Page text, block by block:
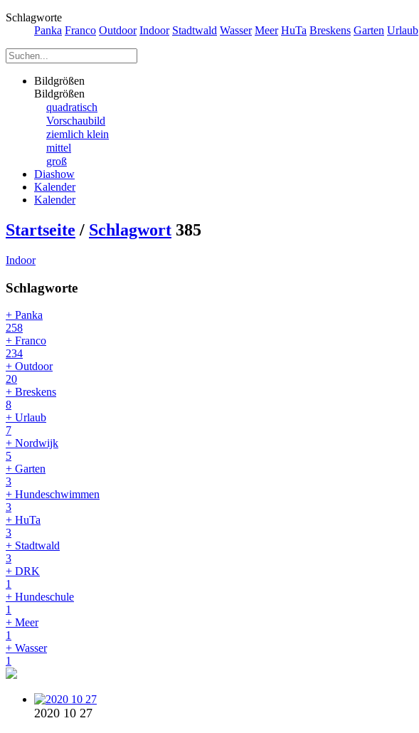
Schlagworte
Panka Franco Outdoor Indoor Stadtwald Wasser Meer HuTa Breskens Garten Urlaub
Bildgrößen
Bildgrößen
quadratisch
Vorschaubild
ziemlich klein
mittel
groß
Diashow
Kalender
Kalender
Startseite / Schlagwort 385
Indoor
Schlagworte
+ Panka
258
+ Franco
234
+ Outdoor
20
+ Breskens
8
+ Urlaub
7
+ Nordwijk
5
+ Garten
3
+ Hundeschwimmen
3
+ HuTa
3
+ Stadtwald
3
+ DRK
1
+ Hundeschule
1
+ Meer
1
+ Wasser
1
2020 10 27